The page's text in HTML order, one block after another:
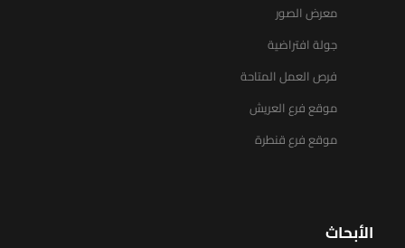
معرض الصور
جولة افتراضية
فرص العمل المتاحة
موقع فرع العريش
موقع فرع قنطرة
الأبحاث